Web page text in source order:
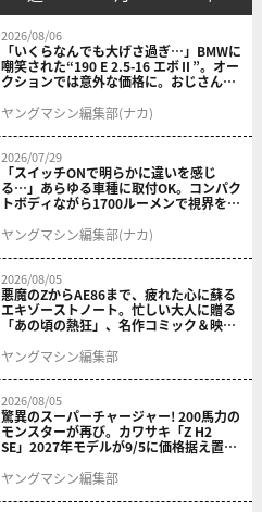
2026/08/06
「いくらなんでも大げさ過ぎ…」BMWに
嘲笑された“190 E 2.5-16 エボⅡ”。オー
クションでは意外な価格に。おじさん達
ヤングマシン編集部(ナカ)
2026/07/29
「スイッチONで明らかに違いを感じ
る…」あらゆる車種に取付OK。コンパク
トボディながら1700ルーメンで視界を確
ニット プレシャスレイ スモール］
ヤングマシン編集部(ナカ)
2026/08/05
悪魔のZからAE86まで、疲れた心に蘇る
エキゾーストノート。忙しい大人に贈る
「あの頃の熱狂」、名作コミック＆映画
結！
ヤングマシン編集部
2026/08/05
驚異のスーパーチャージャー! 200馬力の
モンスターが再び。カワサキ「Z H2
SE」2027年モデルが9/5に価格据え置き
ヤングマシン編集部